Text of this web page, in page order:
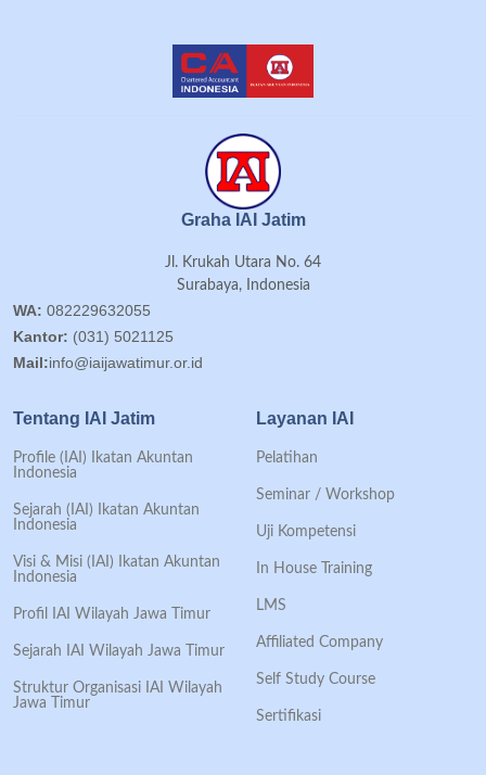
Graha IAI Jatim
Jl. Krukah Utara No. 64
Surabaya, Indonesia
WA: 082229632055
Kantor: (031) 5021125
Mail:info@iaijawatimur.or.id
Tentang IAI Jatim
Profile (IAI) Ikatan Akuntan
Indonesia
Sejarah (IAI) Ikatan Akuntan
Indonesia
Visi & Misi (IAI) Ikatan Akuntan
Indonesia
Profil IAI Wilayah Jawa Timur
Sejarah IAI Wilayah Jawa Timur
Struktur Organisasi IAI Wilayah
Jawa Timur
Layanan IAI
Pelatihan
Seminar / Workshop
Uji Kompetensi
In House Training
LMS
Affiliated Company
Self Study Course
Sertifikasi